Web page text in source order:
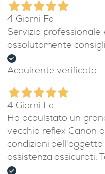
4 Giorni Fa
Servizio professionale
assolutamente
Acquirente verificato
4 Giorni Fa
Ho acquistato un
vecchia reflex Canon
condizioni
assistenza assicurati.